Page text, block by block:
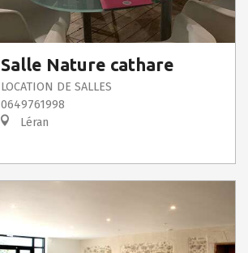
Salle Nature cathare
LOCATION DE SALLES
0649761998
Léran